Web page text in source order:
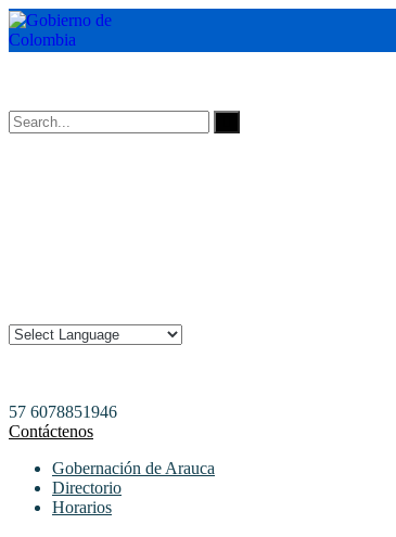
57 6078851946
Contáctenos
Gobernación de Arauca
Directorio
Horarios